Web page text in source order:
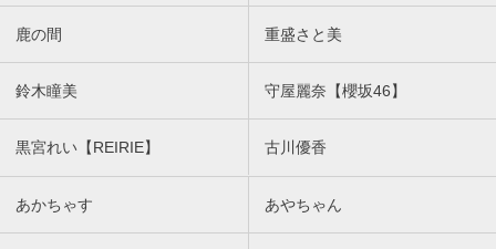
鹿の間 重盛さと美
鈴木瞳美 守屋麗奈【櫻坂46】
黒宮れい【REIRIE】 古川優香
あかちゃす あやちゃん